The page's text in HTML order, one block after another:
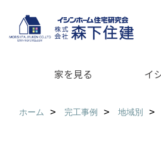
家を見る イ
ホーム 完工事例 地域別